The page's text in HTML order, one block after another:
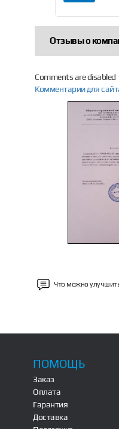
Отзывы о
Comments are disabled
Комментарии для
Что можно
ПОМОЩЬ
Заказ
Оплата
Гарантия
Доставка